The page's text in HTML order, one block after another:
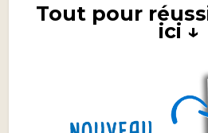
Tout pour
ici ↓